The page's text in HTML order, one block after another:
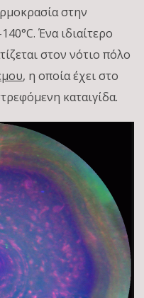
στην
Ένα ιδιαίτερο
στον νότιο πόλο
, η οποία έχει στο
καταιγίδα.